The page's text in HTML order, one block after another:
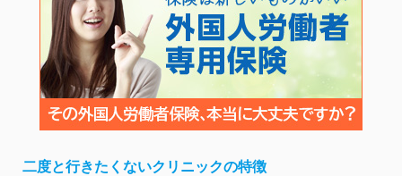
二度と行きたくないクリニックの特徴